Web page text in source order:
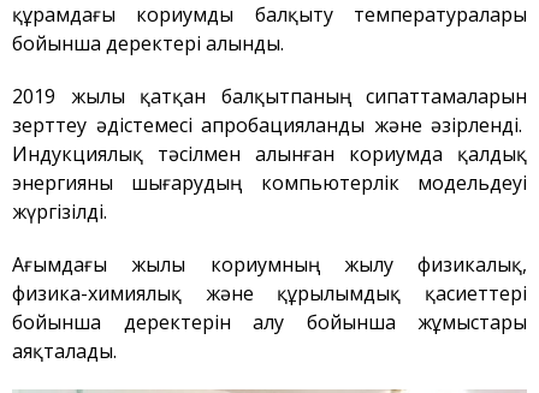
ЯМ, ИСК, РЗ, РАҚ
Радиациялық бақылау
Қатерсіздендіру
Сәулет, қала құрылысы
Атом энергиясын
пайдалану
Прекурсорлар
құрамдағы кориумды балқыту температуралары
бойынша деректері алынды.
2019 жылы қатқан балқытпаның сипаттамаларын
зерттеу әдістемесі апробацияланды және әзірленді.
Индукциялық тәсілмен алынған кориумда қалдық
энергияны шығарудың компьютерлік модельдеуі
жүргізілді.
Ағымдағы жылы кориумның жылу физикалық,
физика-химиялық және құрылымдық қасиеттері
бойынша деректерін алу бойынша жұмыстары
аяқталады.